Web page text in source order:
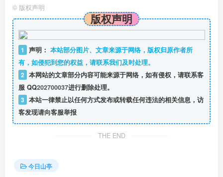
© 版权声明
版权声明
1 声明： 本站部分图片、文章来源于网络，版权归原作者所
有，如侵犯到您的权益，请联系我们及时处理。
2 本网站的文章部分内容可能来源于网络，如有侵权，请联系客
服 QQ202700037进行删除处理。
3 本站一律禁止以任何方式发布或转载任何违法的相关信息，访
客发现请向客服举报
THE END
今日山亭